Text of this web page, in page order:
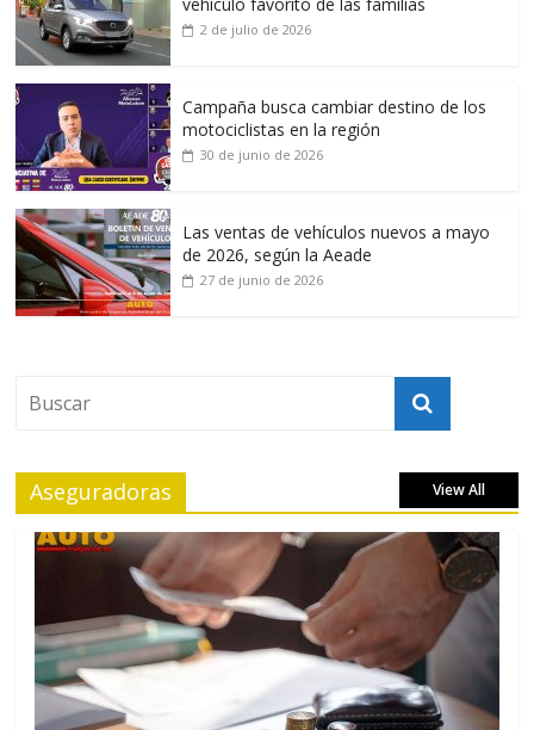
2 de julio de 2026
Campaña busca cambiar destino de los
motociclistas en la región
30 de junio de 2026
Las ventas de vehículos nuevos a mayo
de 2026, según la Aeade
27 de junio de 2026
Aseguradoras View All